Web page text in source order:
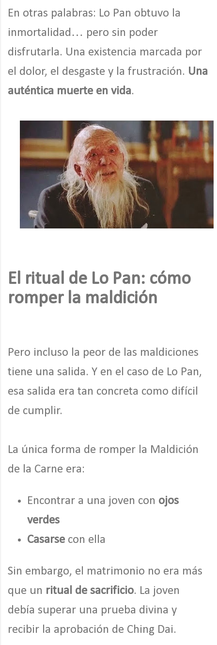
En otras palabras: Lo Pan obtuvo la
inmortalidad… pero sin poder
disfrutarla. Una existencia marcada por
el dolor, el desgaste y la frustración. Una
auténtica muerte en vida.
El ritual de Lo Pan: cómo
romper la maldición
Pero incluso la peor de las maldiciones
tiene una salida. Y en el caso de Lo Pan,
esa salida era tan concreta como difícil
de cumplir.
La única forma de romper la Maldición
de la Carne era:
Encontrar a una joven con ojos
verdes
Casarse con ella
Sin embargo, el matrimonio no era más
que un ritual de sacrificio. La joven
debía superar una prueba divina y
recibir la aprobación de Ching Dai.